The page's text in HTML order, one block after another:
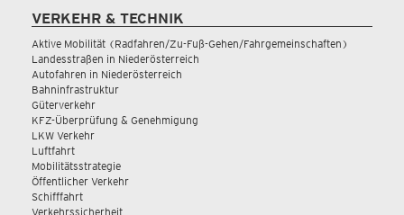
VERKEHR & TECHNIK
Aktive Mobilität (Radfahren/Zu-Fuß-Gehen/Fahrgemeinschaften)
Landesstraßen in Niederösterreich
Autofahren in Niederösterreich
Bahninfrastruktur
Güterverkehr
KFZ-Überprüfung & Genehmigung
LKW Verkehr
Luftfahrt
Mobilitätsstrategie
Öffentlicher Verkehr
Schifffahrt
Verkehrssicherheit